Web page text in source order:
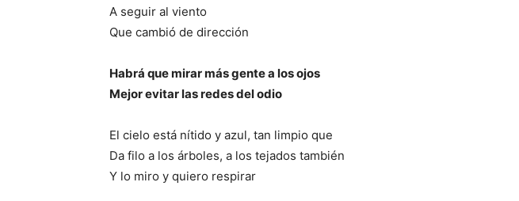
A seguir al viento
Que cambió de dirección
Habrá que mirar más gente a los ojos
Mejor evitar las redes del odio
El cielo está nítido y azul, tan limpio que
Da filo a los árboles, a los tejados también
Y lo miro y quiero respirar